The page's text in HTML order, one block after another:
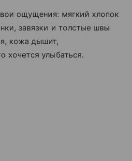
ощущения: мягкий хлопок
завязки и толстые швы
кожа дышит,
хочется улыбаться.